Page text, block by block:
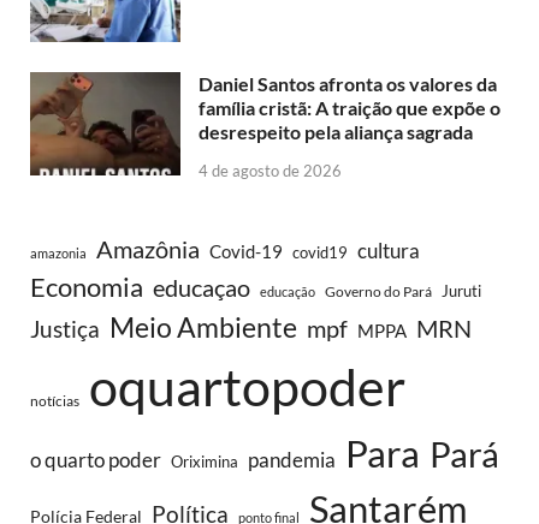
Daniel Santos afronta os valores da
família cristã: A traição que expõe o
desrespeito pela aliança sagrada
4 de agosto de 2026
amazonia Amazônia Covid-19 covid19 cultura
Economia educaçao educação Governo do Pará Juruti
Justiça Meio Ambiente mpf MPPA MRN
notícias oquartopoder
o quarto poder Oriximina pandemia Para Pará
Polícia Federal Política ponto final Santarém